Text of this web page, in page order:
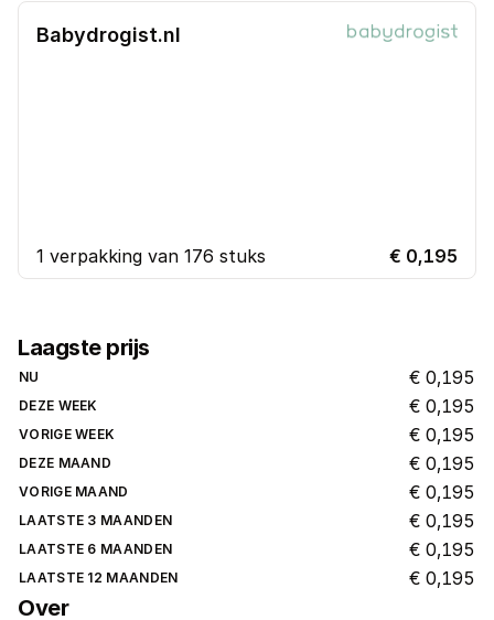
Babydrogist.nl
1 verpakking van 176 stuks € 0,195
Laagste prijs
NU € 0,195
DEZE WEEK € 0,195
VORIGE WEEK € 0,195
DEZE MAAND € 0,195
VORIGE MAAND € 0,195
LAATSTE 3 MAANDEN € 0,195
LAATSTE 6 MAANDEN € 0,195
LAATSTE 12 MAANDEN € 0,195
Over